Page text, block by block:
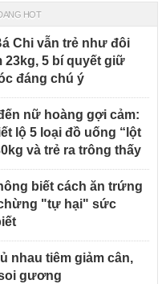
HOT
Chi vẫn trẻ như đôi
5 bí quyết giữ
đáng chú ý
nữ hoàng gợi cảm:
lộ 5 loại đồ uống “lột
và trẻ ra trông thấy
biết cách ăn trứng
"tự hại" sức
nhau tiêm giảm cân,
gương